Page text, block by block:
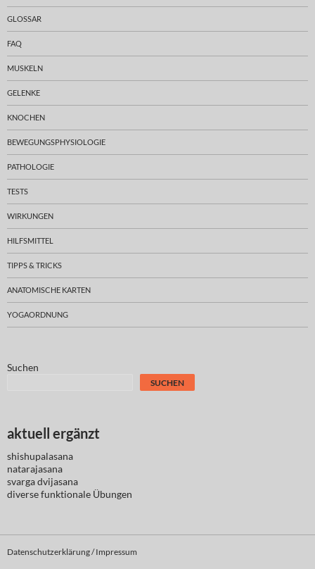
GLOSSAR
FAQ
MUSKELN
GELENKE
KNOCHEN
BEWEGUNGSPHYSIOLOGIE
PATHOLOGIE
TESTS
WIRKUNGEN
HILFSMITTEL
TIPPS & TRICKS
ANATOMISCHE KARTEN
YOGAORDNUNG
Suchen
SUCHEN
aktuell ergänzt
shishupalasana
natarajasana
svarga dvijasana
diversefunktionale Übungen
Datenschutzerklärung / Impressum